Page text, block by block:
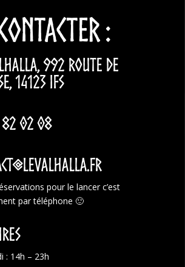
:
992 Route de
14123 Ifs
02 08
pour le lancer c’est
par téléphone 🙂
: 14h – 23h